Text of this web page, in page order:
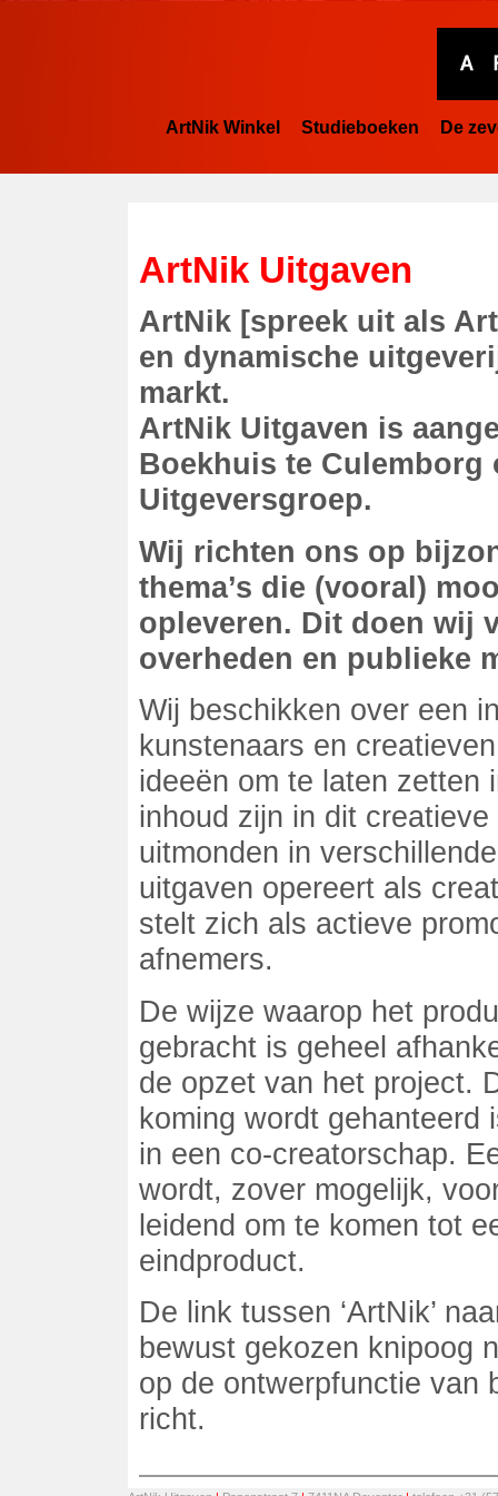
ArtNik Winkel Studieboeken De
ArtNik Uitgaven
ArtNik [spreek uit als
en dynamische
markt.
ArtNik Uitgaven is
Boekhuis te Culemborg
Uitgeversgroep.
Wij richten ons op
thema’s die (vooral)
opleveren. Dit doen wij
overheden en publieke
Wij beschikken over een
kunstenaars en
ideeën om te laten zetten
inhoud zijn in dit
uitmonden in
uitgaven opereert als
stelt zich als actieve
afnemers.
De wijze waarop het
gebracht is geheel
de opzet van het project.
koming wordt gehanteerd
in een co-creatorschap.
wordt, zover mogelijk,
leidend om te komen tot
eindproduct.
De link tussen ‘ArtNik’
bewust gekozen knipoog
op de ontwerpfunctie van
richt.